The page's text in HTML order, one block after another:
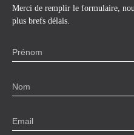
Merci de remplir le formulaire,
plus brefs délais.
Prénom
Nom
Email